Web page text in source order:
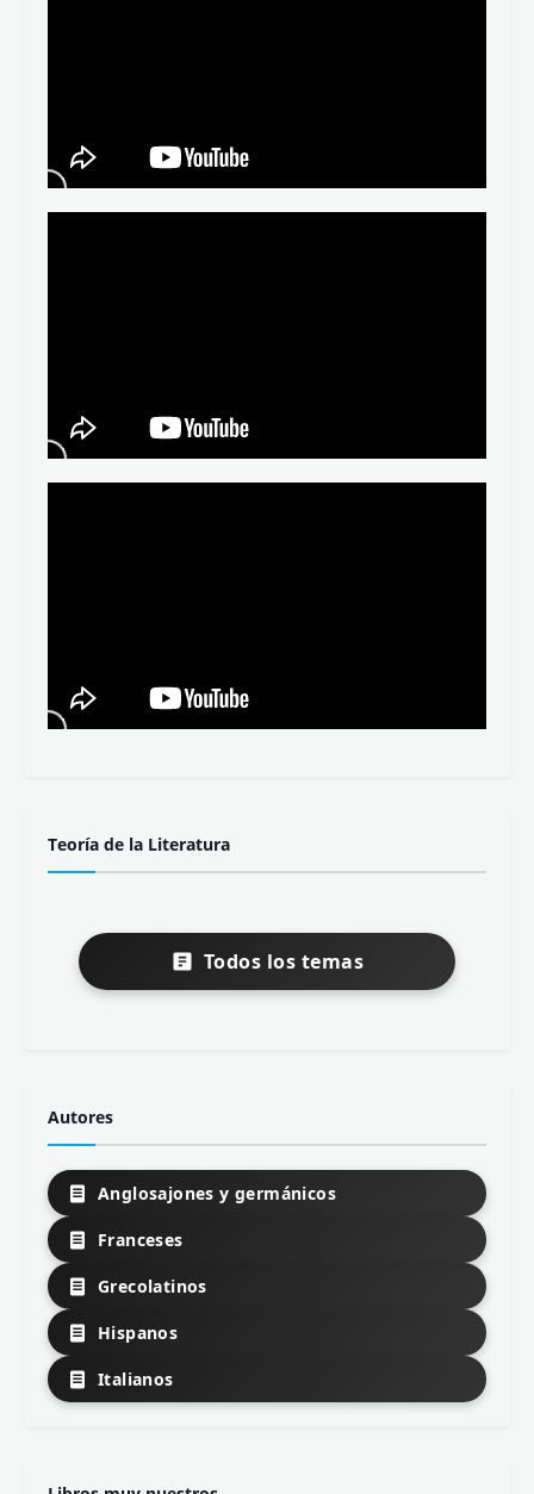
Teoría de la Literatura
Todos los temas
Autores
Anglosajones y germánicos
Franceses
Grecolatinos
Hispanos
Italianos